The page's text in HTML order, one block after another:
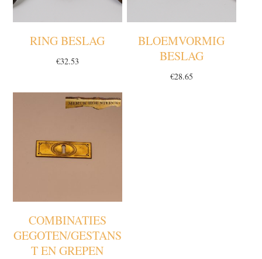
RING BESLAG
€32.53
BLOEMVORMIG
BESLAG
€28.65
COMBINATIES
GEGOTEN/GESTANS
T EN GREPEN